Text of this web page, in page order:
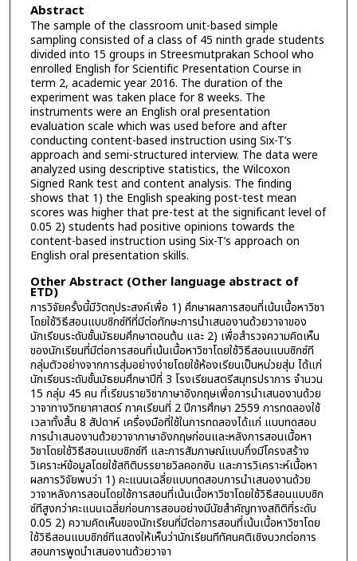
Abstract
The sample of the classroom unit-based simple
sampling consisted of a class of 45 ninth grade students
divided into 15 groups in Streesmutprakan School who
enrolled English for Scientific Presentation Course in
term 2, academic year 2016. The duration of the
experiment was taken place for 8 weeks. The
instruments were an English oral presentation
evaluation scale which was used before and after
conducting content-based instruction using Six-T’s
approach and semi-structured interview. The data were
analyzed using descriptive statistics, the Wilcoxon
Signed Rank test and content analysis. The finding
shows that 1) the English speaking post-test mean
scores was higher that pre-test at the significant level of
0.05 2) students had positive opinions towards the
content-based instruction using Six-T’s approach on
English oral presentation skills.
Other Abstract (Other language abstract of
ETD)
การวิจัยครั้งนี้มีวัตถุประสงค์เพื่อ 1) ศึกษาผลการสอนที่เน้นเนื้อหาวิชา
โดยใช้วิธีสอนแบบซิกซ์ทีที่มีต่อทักษะการนำเสนองานด้วยวาจาของ
นักเรียนระดับชั้นมัธยมศึกษาตอนต้น และ 2) เพื่อสำรวจความคิดเห็น
ของนักเรียนที่มีต่อการสอนที่เน้นเนื้อหาวิชาโดยใช้วิธีสอนแบบซิกซ์ที
กลุ่มตัวอย่างจากการสุ่มอย่างง่ายโดยใช้ห้องเรียนเป็นหน่วยสุ่ม ได้แก่
นักเรียนระดับชั้นมัธยมศึกษาปีที่ 3 โรงเรียนสตรีสมุทรปราการ จำนวน
15 กลุ่ม 45 คน ที่เรียนรายวิชาภาษาอังกฤษเพื่อการนำเสนองานด้วย
วาจาทางวิทยาศาสตร์ ภาคเรียนที่ 2 ปีการศึกษา 2559 การทดลองใช้
เวลาทั้งสิ้น 8 สัปดาห์ เครื่องมือที่ใช้ในการทดลองได้แก่ แบบทดสอบ
การนำเสนองานด้วยวาจาภาษาอังกฤษก่อนและหลังการสอนเนื้อหา
วิชาโดยใช้วิธีสอนแบบซิกซ์ที และการสัมภาษณ์แบบกึ่งมีโครงสร้าง
วิเคราะห์ข้อมูลโดยใช้สถิติบรรยายวิลคอกซัน และการวิเคราะห์เนื้อหา
ผลการวิจัยพบว่า 1) คะแนนเฉลี่ยแบบทดสอบการนำเสนองานด้วย
วาจาหลังการสอนโดยใช้การสอนที่เน้นเนื้อหาวิชาโดยใช้วิธีสอนแบบซิก
ซ์ทีสูงกว่าคะแนนเฉลี่ยก่อนการสอนอย่างมีนัยสำคัญทางสถิติที่ระดับ
0.05 2) ความคิดเห็นของนักเรียนที่มีต่อการสอนที่เน้นเนื้อหาวิชาโดย
ใช้วิธีสอนแบบซิกซ์ทีแสดงให้เห็นว่านักเรียนทีทัศนคติเชิงบวกต่อการ
สอนการพูดนำเสนองานด้วยวาจา